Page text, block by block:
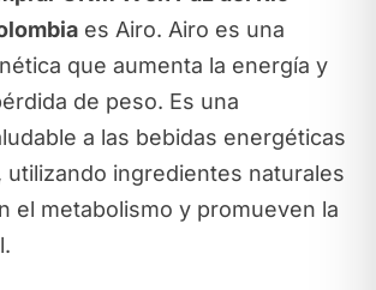
es Airo. Airo es una
que aumenta la energía y
de peso. Es una
a las bebidas energéticas
utilizando ingredientes naturales
el metabolismo y promueven la